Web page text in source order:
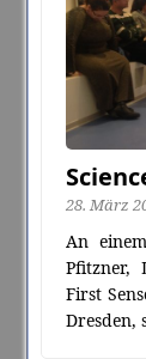
28. März
An
Pfitzner,
First
Dresden,